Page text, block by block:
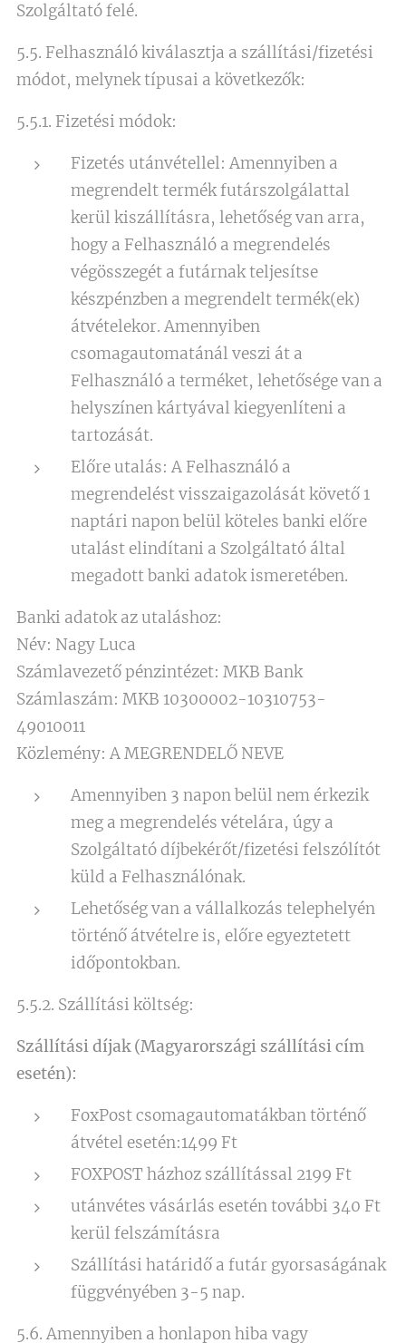
Szolgáltató felé.
5.5. Felhasználó kiválasztja a szállítási/fizetési
módot, melynek típusai a következők:
5.5.1. Fizetési módok:
Fizetés utánvétellel: Amennyiben a
megrendelt termék futárszolgálattal
kerül kiszállításra, lehetőség van arra,
hogy a Felhasználó a megrendelés
végösszegét a futárnak teljesítse
készpénzben a megrendelt termék(ek)
átvételekor. Amennyiben
csomagautomatánál veszi át a
Felhasználó a terméket, lehetősége van a
helyszínen kártyával kiegyenlíteni a
tartozását.
Előre utalás: A Felhasználó a
megrendelést visszaigazolását követő 1
naptári napon belül köteles banki előre
utalást elindítani a Szolgáltató által
megadott banki adatok ismeretében.
Banki adatok az utaláshoz:
Név: Nagy Luca
Számlavezető pénzintézet: MKB Bank
Számlaszám: MKB 10300002-10310753-
49010011
Közlemény: A MEGRENDELŐ NEVE
Amennyiben 3 napon belül nem érkezik
meg a megrendelés vételára, úgy a
Szolgáltató díjbekérőt/fizetési felszólítót
küld a Felhasználónak.
Lehetőség van a vállalkozás telephelyén
történő átvételre is, előre egyeztetett
időpontokban.
5.5.2. Szállítási költség:
Szállítási díjak (Magyarországi szállítási cím
esetén):
FoxPost csomagautomatákban történő
átvétel esetén:1499 Ft
FOXPOST házhoz szállítással 2199 Ft
utánvétes vásárlás esetén további 340 Ft
kerül felszámításra
Szállítási határidő a futár gyorsaságának
függvényében 3-5 nap.
5.6. Amennyiben a honlapon hiba vagy